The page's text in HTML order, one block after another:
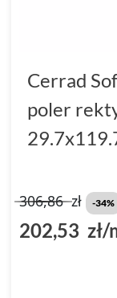
Cerrad
poler
306,86zł -34%
202,53 zł/